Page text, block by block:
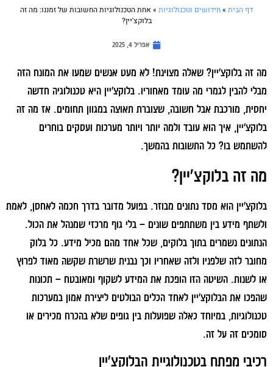
דף הבית »חידושים וטכנולוגיות » אחת הטכנולוגיות החשובות של זמננו: מה זה
בלוקצ'יין?
אפריל 4, 2025
מה זה בלוקצ'יין? שאלה מצוינת! לא מעט אנשים שמעו את המונח הזה
מבלי להבין לגמרי מה עומד מאחוריו. בלוקצ'יין היא טכנולוגיה חדשה
יחסית, מורכבת אבל חשובה, שצוברת תאוצה במגוון תחומים. אז מה זה
בלוקצ'יין, איך הוא עובד ולמה יותר ויותר מערכות ועסקים בוחרים
להשתמש בו? כל התשובות בהמשך.
מה זה בלוקצ'יין?
בלוקצ'יין הוא מסד נתונים מבוזר. בפועל מדובר בדרך חכמה לאחסן, לאמת
ולשתף מידע בין משתתפים שונים – בלי גוף מרכזי שמנהל את הכול.
הנתונים נשמרים בתוך בלוקים, שכל אחד מהם מכיל מידע. כל בלוק
מחובר לזה שלפניו ולזה שאחריו וכך נבנית שרשרת שקשה מאוד לפרוץ
או לשנות. השיטה הזו הופכת את המידע לשקוף ומאובטח – תכונות
שהפכו את הבלוקצ'יין לאחד הכלים הבולטים ליצירת אמון במערכות
טכנולוגיות, במיוחד כאלה שפועלות בין גופים שלא בהכרח מכירים או
סומכים זה על זה.
רכיבי מפתח בטכנולוגיית הבלוקצ'יין